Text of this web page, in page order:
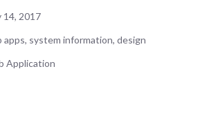
14, 2017
apps, system information, design
Application